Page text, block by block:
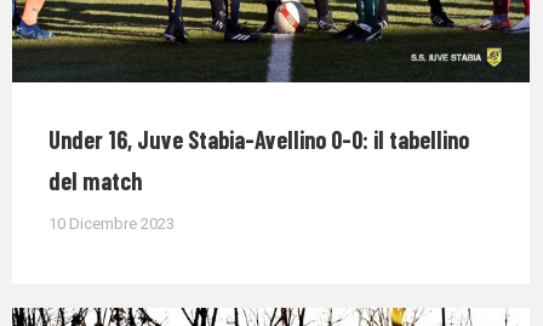
Under 16, Juve Stabia-Avellino 0-0: il tabellino
del match
10 Dicembre 2023